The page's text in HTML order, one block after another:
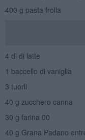
400 g pasta frolla
4 dl di latte
1 baccello di vaniglia
3 tuorli
40 g zucchero canna
30 g farina 00
40 g Grana Padano